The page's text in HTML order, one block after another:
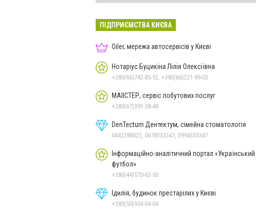
ПІДПРИЄМСТВА КИЄВА
Oiler, мережа автосервісів у Києві
Нотаріус Буцикіна Лілія Олексіївна
+380(66)742-85-52, +380(66)221-99-05
МАІІСТЕР, сервіс побутових послуг
+380(67)391-38-48
DenTectum Дентектум, сімейна стоматологія
0442288422, 0678333347, 0994333347
Інформаційно-аналітичний портал «Український
футбол»
+380(44)570-62-50
Ідилія, будинок престарілих у Києві
+380(50)504-04-04